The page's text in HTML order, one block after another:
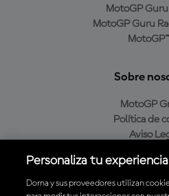
MotoGP
MotoGP Guru
Sobre
MotoGP
Política de
Aviso
Política de
Personaliza tu experiencia
Dorna y sus proveedores utilizan